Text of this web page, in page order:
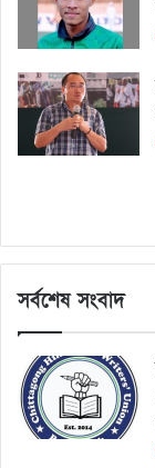
সর্বশেষ সংবাদ